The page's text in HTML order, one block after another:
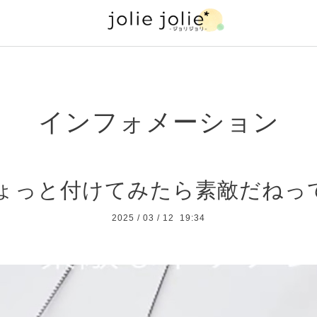
インフォメーション
っと付けてみたら素敵だねっ
2025 / 03 / 12 19:34